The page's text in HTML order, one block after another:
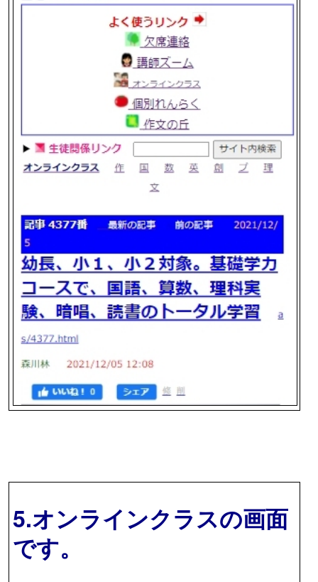
5.オンラインクラスの画面
です。